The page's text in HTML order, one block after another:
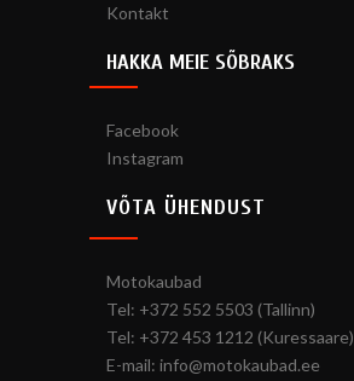
Kontakt
HAKKA MEIE SÕBRAKS
Facebook
Instagram
VÕTA ÜHENDUST
Motokaubad
Tel: +372 552 5503 (Tallinn)
Tel: +372 453 1212 (Kuressaare)
E-mail: info@motokaubad.ee